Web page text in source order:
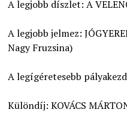
A legjobb díszlet: A
A legjobb jelmez:
Nagy Fruzsina)
A legígéretesebb
Különdíj: KOVÁCS